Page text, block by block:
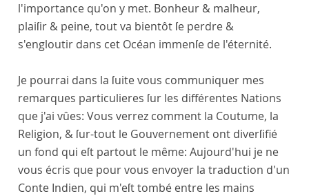
l'importance qu'on y met. Bonheur & malheur,
plaiſir & peine, tout va bientôt ſe perdre &
s'engloutir dans cet Océan immenſe de l'éternité.
Je pourrai dans la ſuite vous communiquer mes
remarques particulieres ſur les différentes Nations
que j'ai vûes: Vous verrez comment la Coutume, la
Religion, & ſur-tout le Gouvernement ont diverſifié
un fond qui eſt partout le même: Aujourd'hui je ne
vous écris que pour vous envoyer la traduction d'un
Conte Indien, qui m'eſt tombé entre les mains